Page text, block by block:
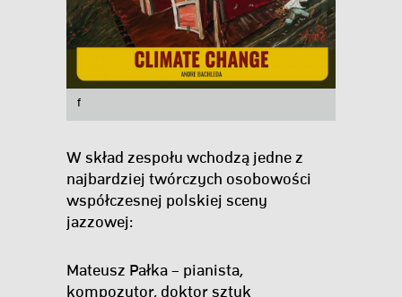
f
W skład zespołu wchodzą jedne z
najbardziej twórczych osobowości
współczesnej polskiej sceny
jazzowej:
Mateusz Pałka – pianista,
kompozytor, doktor sztuk